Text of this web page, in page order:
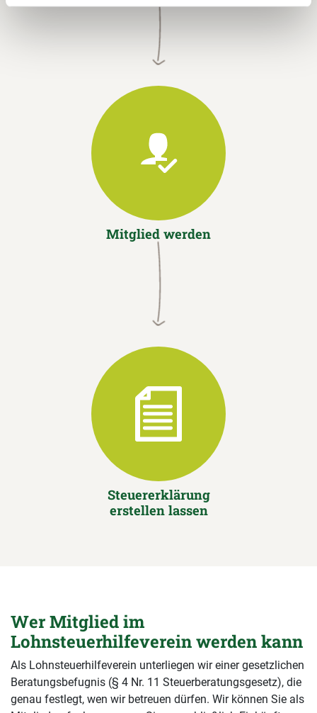
Mitglied werden
Steuererklärung
erstellen lassen
Wer Mitglied im
Lohnsteuerhilfeverein werden kann
Als Lohnsteuerhilfeverein unterliegen wir einer gesetzlichen
Beratungsbefugnis (§ 4 Nr. 11 Steuerberatungsgesetz), die
genau festlegt, wen wir betreuen dürfen. Wir können Sie als